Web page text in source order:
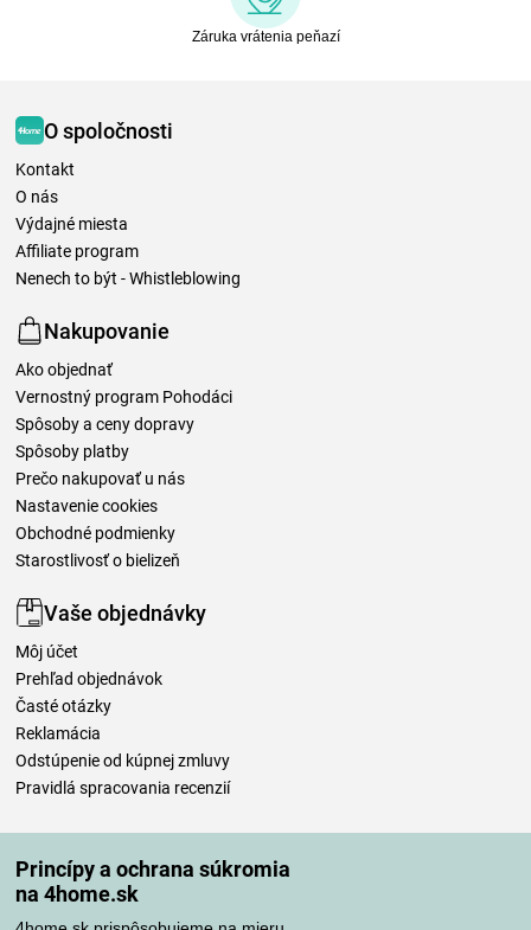
Princípy a ochrana súkromia
na 4home.sk
Záruka vrátenia peňazí
O spoločnosti
Kontakt
O nás
Výdajné miesta
Affiliate program
Nenech to být - Whistleblowing
Nakupovanie
Ako objednať
Vernostný program Pohodáci
Spôsoby a ceny dopravy
Spôsoby platby
Prečo nakupovať u nás
Nastavenie cookies
Obchodné podmienky
Starostlivosť o bielizeň
Vaše objednávky
Môj účet
Prehľad objednávok
Časté otázky
Reklamácia
Odstúpenie od kúpnej zmluvy
Pravidlá spracovania recenzií